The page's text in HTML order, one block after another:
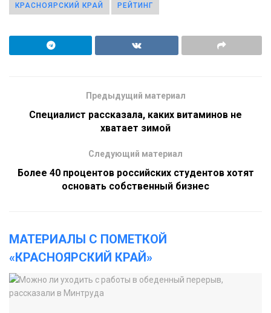
КРАСНОЯРСКИЙ КРАЙ РЕЙТИНГ
Предыдущий материал
Специалист рассказала, каких витаминов не
хватает зимой
Следующий материал
Более 40 процентов российских студентов хотят
основать собственный бизнес
МАТЕРИАЛЫ С ПОМЕТКОЙ
«КРАСНОЯРСКИЙ КРАЙ»